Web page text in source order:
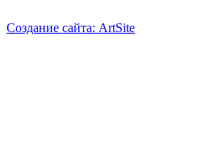
Создание сайта: ArtSite